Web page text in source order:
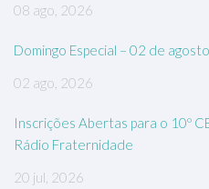
08 ago, 2026
Domingo Especial – 02 de
02 ago, 2026
Inscrições Abertas para o 10º
Rádio Fraternidade
20 jul, 2026